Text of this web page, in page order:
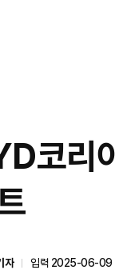
코리
자
입력 2025-06-09